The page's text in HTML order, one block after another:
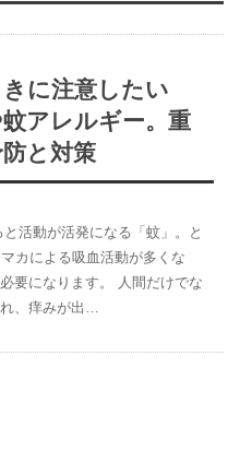
に注意したい
アレルギー。重
と対策
活動が活発になる「蚊」。と
カによる吸血活動が多くな
要になります。 人間だけでな
、痒みが出…